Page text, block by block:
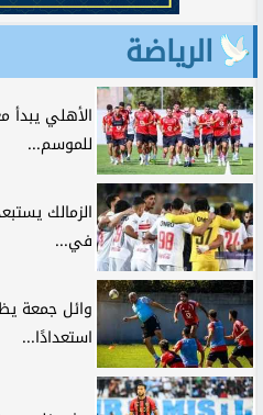
الرياضة
الأهلي يبدأ
للموسم...
في...
وائل جمعة
استعدادًا...